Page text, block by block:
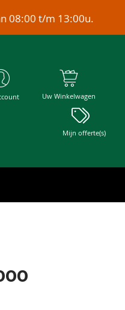
08:00 t/m 13:00u.
Uw Winkelwagen
Mijn offerte(s)